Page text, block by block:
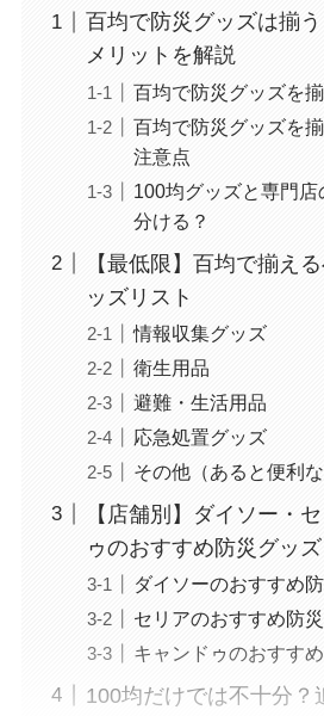
百均で防災グッズは揃
メリットを解説
百均で防災グッズを
百均で防災グッズを
注意点
100均グッズと専門
分ける？
【最低限】百均で揃え
ッズリスト
情報収集グッズ
衛生用品
避難・生活用品
応急処置グッズ
その他（あると便利な
【店舗別】ダイソー・
ゥのおすすめ防災グッズ
ダイソーのおすすめ
セリアのおすすめ防
キャンドゥのおすす
100均だけでは不十分？